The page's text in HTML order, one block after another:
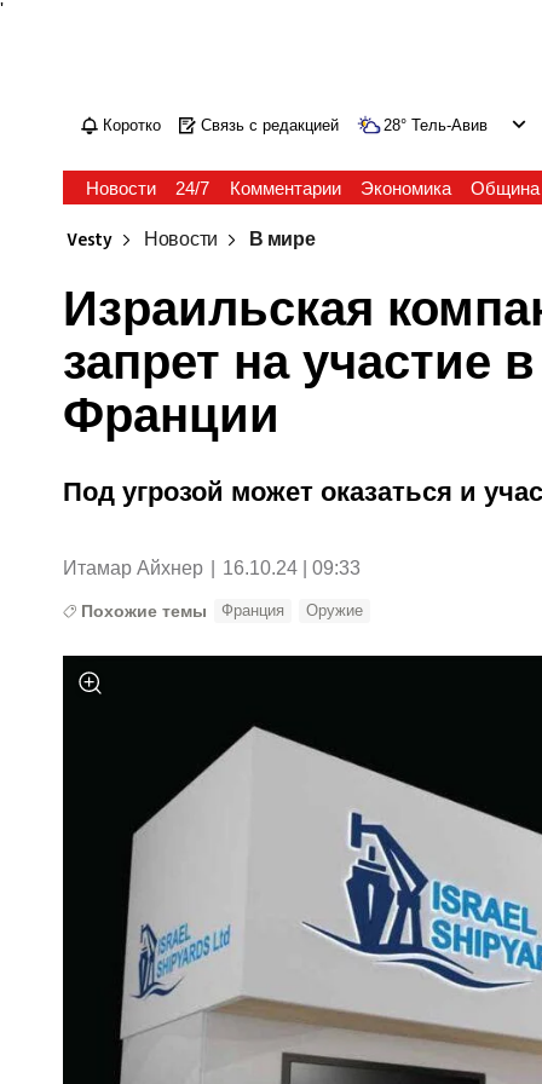
'
Коротко Связь с редакцией 28° Тель-Авив
Новости 24/7 Комментарии Экономика Община
Vesty Новости В мире
Израильская
запрет на участие
Франции
Под угрозой может оказаться и
Итамар Айхнер 16.10.24 | 09:33
Похожие темы Франция Оружие